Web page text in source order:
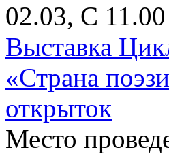
02.03, С
Выставка
«Страна
открыток
Место